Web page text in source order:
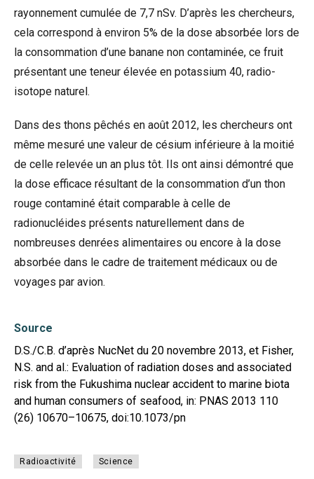
rayonnement cumulée de 7,7 nSv. D’après les chercheurs,
cela correspond à environ 5% de la dose absorbée lors de
la consommation d’une banane non contaminée, ce fruit
présentant une teneur élevée en potassium 40, radio-
isotope naturel.
Dans des thons pêchés en août 2012, les chercheurs ont
même mesuré une valeur de césium inférieure à la moitié
de celle relevée un an plus tôt. Ils ont ainsi démontré que
la dose efficace résultant de la consommation d’un thon
rouge contaminé était comparable à celle de
radionucléides présents naturellement dans de
nombreuses denrées alimentaires ou encore à la dose
absorbée dans le cadre de traitement médicaux ou de
voyages par avion.
Source
D.S./C.B. d’après NucNet du 20 novembre 2013, et Fisher,
N.S. and al.: Evaluation of radiation doses and associated
risk from the Fukushima nuclear accident to marine biota
and human consumers of seafood, in: PNAS 2013 110
(26) 10670–10675, doi:10.1073/pn
Radioactivité Science